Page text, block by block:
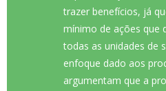
trazer benefícios, já
mínimo de ações que
todas as unidades de
enfoque dado aos
argumentam que a